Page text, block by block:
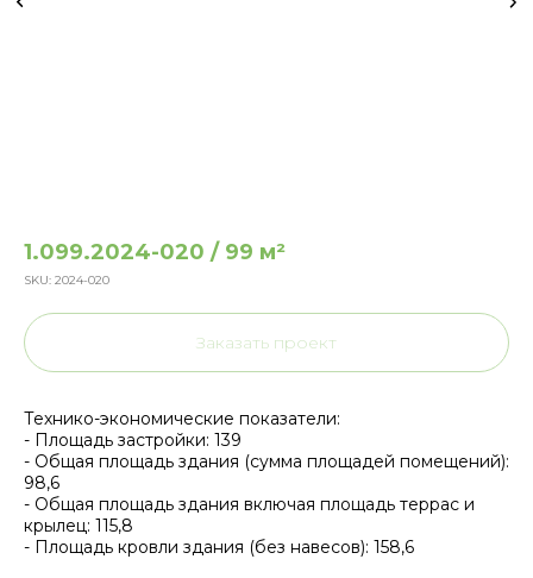
1.099.2024-020 / 99 м²
SKU: 2024-020
Заказать проект
Технико-экономические показатели:
- Площадь застройки: 139
- Общая площадь здания (сумма площадей помещений):
98,6
- Общая площадь здания включая площадь террас и
крылец: 115,8
- Площадь кровли здания (без навесов): 158,6